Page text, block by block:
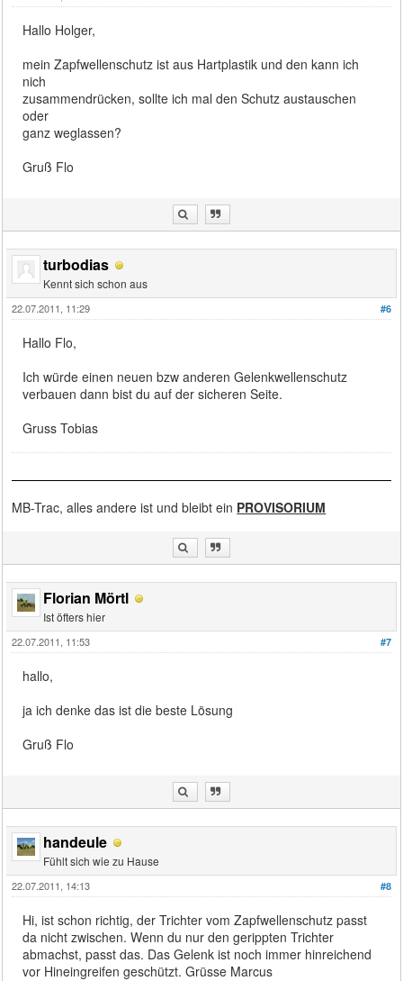
Hallo Holger,
mein Zapfwellenschutz ist aus Hartplastik und den kann ich
nich
zusammendrücken, sollte ich mal den Schutz austauschen
oder
ganz weglassen?
Gruß Flo
turbodias
Kennt sich schon aus
#6
22.07.2011, 11:29
Hallo Flo,
Ich würde einen neuen bzw anderen Gelenkwellenschutz
verbauen dann bist du auf der sicheren Seite.
Gruss Tobias
MB-Trac, alles andere ist und bleibt ein PROVISORIUM
Florian Mörtl
Ist öfters hier
#7
22.07.2011, 11:53
hallo,
ja ich denke das ist die beste Lösung
Gruß Flo
handeule
Fühlt sich wie zu Hause
#8
22.07.2011, 14:13
Hi, ist schon richtig, der Trichter vom Zapfwellenschutz passt
da nicht zwischen. Wenn du nur den gerippten Trichter
abmachst, passt das. Das Gelenk ist noch immer hinreichend
vor Hineingreifen geschützt. Grüsse Marcus